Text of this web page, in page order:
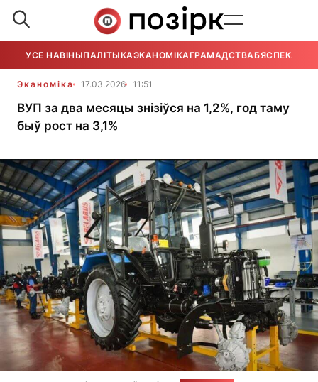
УСЕ НАВІНЫПАЛІТЫКАЭКАНОМІКАГРАМАДСТВАБЯСПЕКА
Эканоміка 17.03.2026 11:51
ВУП за два месяцы знізіўся на 1,2%, год таму
быў рост на 3,1%